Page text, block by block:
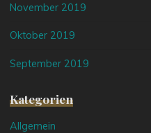
November 2019
Oktober 2019
September 2019
Kategorien
Allgemein